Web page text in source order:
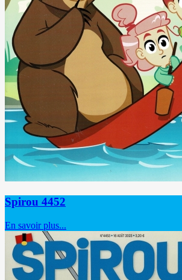
Spirou 4452
En savoir plus...